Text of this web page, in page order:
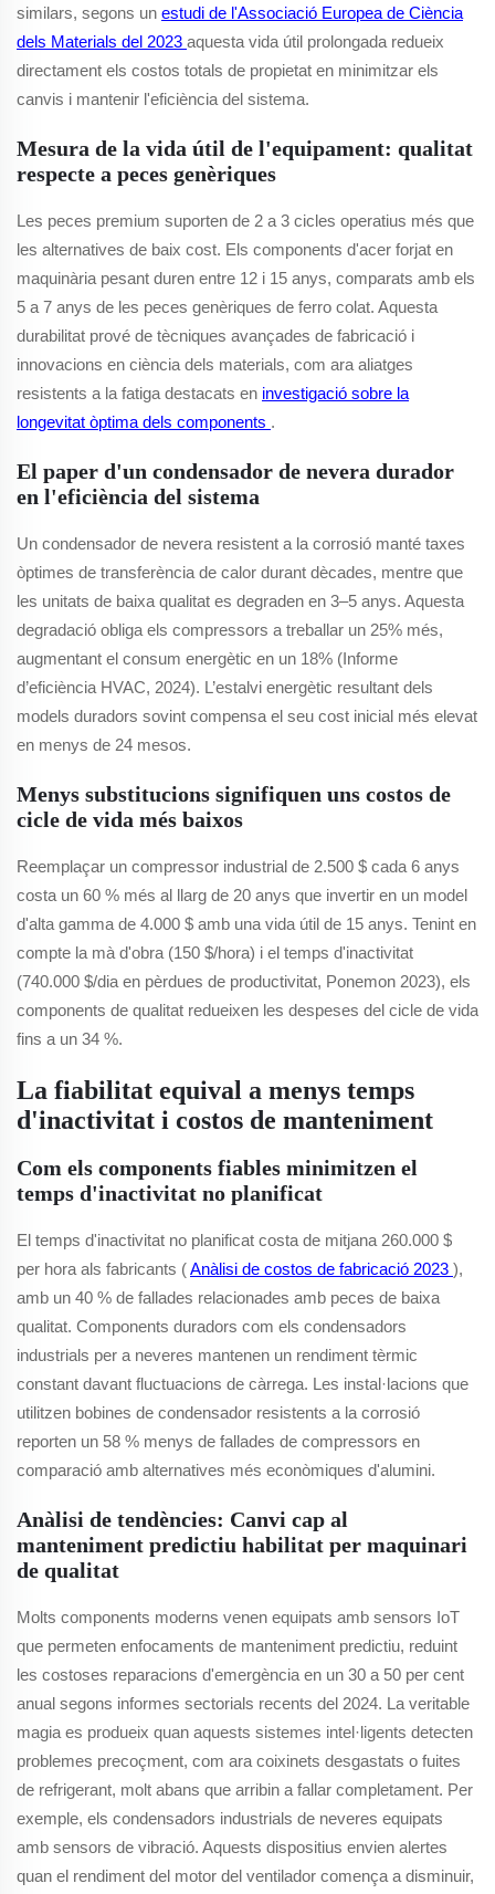
similars, segons un estudi de l'Associació Europea de Ciència
dels Materials del 2023 aquesta vida útil prolongada redueix
directament els costos totals de propietat en minimitzar els
canvis i mantenir l'eficiència del sistema.
Mesura de la vida útil de l'equipament: qualitat
respecte a peces genèriques
Les peces premium suporten de 2 a 3 cicles operatius més que
les alternatives de baix cost. Els components d'acer forjat en
maquinària pesant duren entre 12 i 15 anys, comparats amb els
5 a 7 anys de les peces genèriques de ferro colat. Aquesta
durabilitat prové de tècniques avançades de fabricació i
innovacions en ciència dels materials, com ara aliatges
resistents a la fatiga destacats en investigació sobre la
longevitat òptima dels components .
El paper d'un condensador de nevera durador
en l'eficiència del sistema
Un condensador de nevera resistent a la corrosió manté taxes
òptimes de transferència de calor durant dècades, mentre que
les unitats de baixa qualitat es degraden en 3–5 anys. Aquesta
degradació obliga els compressors a treballar un 25% més,
augmentant el consum energètic en un 18% (Informe
d’eficiència HVAC, 2024). L’estalvi energètic resultant dels
models duradors sovint compensa el seu cost inicial més elevat
en menys de 24 mesos.
Menys substitucions signifiquen uns costos de
cicle de vida més baixos
Reemplaçar un compressor industrial de 2.500 $ cada 6 anys
costa un 60 % més al llarg de 20 anys que invertir en un model
d'alta gamma de 4.000 $ amb una vida útil de 15 anys. Tenint en
compte la mà d'obra (150 $/hora) i el temps d'inactivitat
(740.000 $/dia en pèrdues de productivitat, Ponemon 2023), els
components de qualitat redueixen les despeses del cicle de vida
fins a un 34 %.
La fiabilitat equival a menys temps
d'inactivitat i costos de manteniment
Com els components fiables minimitzen el
temps d'inactivitat no planificat
El temps d'inactivitat no planificat costa de mitjana 260.000 $
per hora als fabricants (Anàlisi de costos de fabricació 2023 ),
amb un 40 % de fallades relacionades amb peces de baixa
qualitat. Components duradors com els condensadors
industrials per a neveres mantenen un rendiment tèrmic
constant davant fluctuacions de càrrega. Les instal·lacions que
utilitzen bobines de condensador resistents a la corrosió
reporten un 58 % menys de fallades de compressors en
comparació amb alternatives més econòmiques d'alumini.
Anàlisi de tendències: Canvi cap al
manteniment predictiu habilitat per maquinari
de qualitat
Molts components moderns venen equipats amb sensors IoT
que permeten enfocaments de manteniment predictiu, reduint
les costoses reparacions d'emergència en un 30 a 50 per cent
anual segons informes sectorials recents del 2024. La veritable
magia es produeix quan aquests sistemes intel·ligents detecten
problemes precoçment, com ara coixinets desgastats o fuites
de refrigerant, molt abans que arribin a fallar completament. Per
exemple, els condensadors industrials de neveres equipats
amb sensors de vibració. Aquests dispositius envien alertes
quan el rendiment del motor del ventilador comença a disminuir,